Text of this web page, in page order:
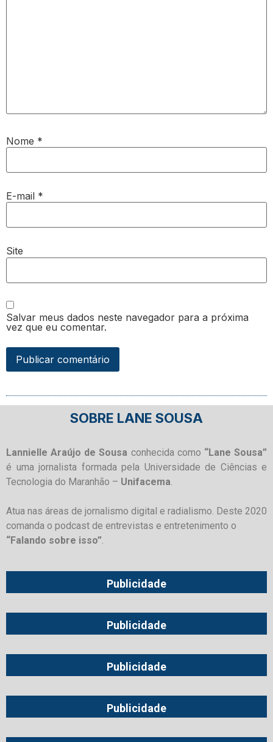
Nome *
E-mail *
Site
Salvar meus dados neste navegador para a próxima
vez que eu comentar.
SOBRE LANE SOUSA
Lannielle Araújo de Sousa conhecida como “Lane Sousa”
é uma jornalista formada pela Universidade de Ciências e
Tecnologia do Maranhão – Unifacema.
Atua nas áreas de jornalismo digital e radialismo. Deste 2020
comanda o podcast de entrevistas e entretenimento o
“Falando sobre isso”.
Publicidade
Publicidade
Publicidade
Publicidade